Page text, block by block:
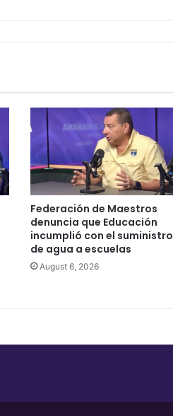
Federación de Maestros
denuncia que Educación
incumplió con el suministro
de agua a escuelas
August 6, 2026